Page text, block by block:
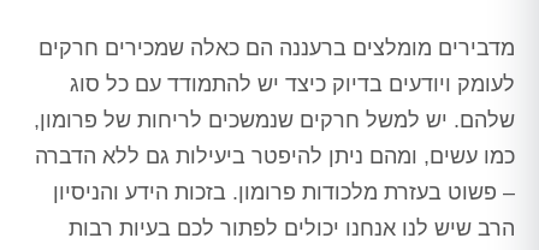
מדבירים מומלצים ברעננה הם כאלה שמכירים חרקים
לעומק ויודעים בדיוק כיצד יש להתמודד עם כל סוג
שלהם. יש למשל חרקים שנמשכים לריחות של פרומון,
כמו עשים, ומהם ניתן להיפטר ביעילות גם ללא הדברה
– פשוט בעזרת מלכודות פרומון. בזכות הידע והניסיון
הרב שיש לנו אנחנו יכולים לפתור לכם בעיות רבות